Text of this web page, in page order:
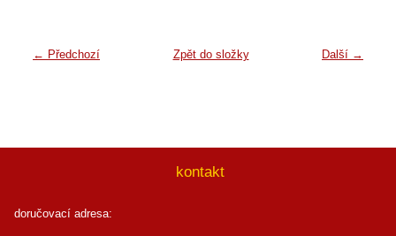
← Předchozí Další →
Zpět do složky
kontakt
doručovací adresa: